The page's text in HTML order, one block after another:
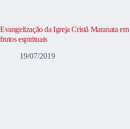
Evangelização da Igreja Cristã Maranata
frutos espirituais
19/07/2019